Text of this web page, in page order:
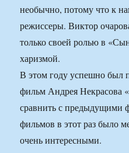
необычно, потому что к
режиссеры. Виктор
только своей ролью в
харизмой.
В этом году успешно был
фильм Андрея Некрасова
сравнить с предыдущими
фильмов в этот раз было
очень интересными.